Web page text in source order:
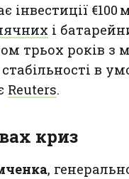
інвестиції €100
і
трьох років з
в
Reuters.
криз
,